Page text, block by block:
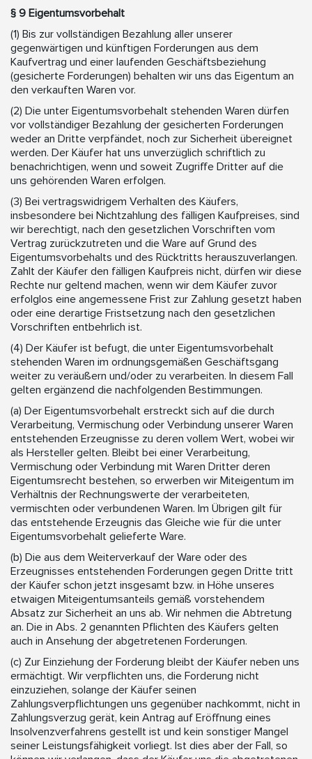
§ 9 Eigentumsvorbehalt
(1) Bis zur vollständigen Bezahlung aller unserer
gegenwärtigen und künftigen Forderungen aus dem
Kaufvertrag und einer laufenden Geschäftsbeziehung
(gesicherte Forderungen) behalten wir uns das Eigentum an
den verkauften Waren vor.
(2) Die unter Eigentumsvorbehalt stehenden Waren dürfen
vor vollständiger Bezahlung der gesicherten Forderungen
weder an Dritte verpfändet, noch zur Sicherheit übereignet
werden. Der Käufer hat uns unverzüglich schriftlich zu
benachrichtigen, wenn und soweit Zugriffe Dritter auf die
uns gehörenden Waren erfolgen.
(3) Bei vertragswidrigem Verhalten des Käufers,
insbesondere bei Nichtzahlung des fälligen Kaufpreises, sind
wir berechtigt, nach den gesetzlichen Vorschriften vom
Vertrag zurückzutreten und die Ware auf Grund des
Eigentumsvorbehalts und des Rücktritts herauszuverlangen.
Zahlt der Käufer den fälligen Kaufpreis nicht, dürfen wir diese
Rechte nur geltend machen, wenn wir dem Käufer zuvor
erfolglos eine angemessene Frist zur Zahlung gesetzt haben
oder eine derartige Fristsetzung nach den gesetzlichen
Vorschriften entbehrlich ist.
(4) Der Käufer ist befugt, die unter Eigentumsvorbehalt
stehenden Waren im ordnungsgemäßen Geschäftsgang
weiter zu veräußern und/oder zu verarbeiten. In diesem Fall
gelten ergänzend die nachfolgenden Bestimmungen.
(a) Der Eigentumsvorbehalt erstreckt sich auf die durch
Verarbeitung, Vermischung oder Verbindung unserer Waren
entstehenden Erzeugnisse zu deren vollem Wert, wobei wir
als Hersteller gelten. Bleibt bei einer Verarbeitung,
Vermischung oder Verbindung mit Waren Dritter deren
Eigentumsrecht bestehen, so erwerben wir Miteigentum im
Verhältnis der Rechnungswerte der verarbeiteten,
vermischten oder verbundenen Waren. Im Übrigen gilt für
das entstehende Erzeugnis das Gleiche wie für die unter
Eigentumsvorbehalt gelieferte Ware.
(b) Die aus dem Weiterverkauf der Ware oder des
Erzeugnisses entstehenden Forderungen gegen Dritte tritt
der Käufer schon jetzt insgesamt bzw. in Höhe unseres
etwaigen Miteigentumsanteils gemäß vorstehendem
Absatz zur Sicherheit an uns ab. Wir nehmen die Abtretung
an. Die in Abs. 2 genannten Pflichten des Käufers gelten
auch in Ansehung der abgetretenen Forderungen.
(c) Zur Einziehung der Forderung bleibt der Käufer neben uns
ermächtigt. Wir verpflichten uns, die Forderung nicht
einzuziehen, solange der Käufer seinen
Zahlungsverpflichtungen uns gegenüber nachkommt, nicht in
Zahlungsverzug gerät, kein Antrag auf Eröffnung eines
Insolvenzverfahrens gestellt ist und kein sonstiger Mangel
seiner Leistungsfähigkeit vorliegt. Ist dies aber der Fall, so